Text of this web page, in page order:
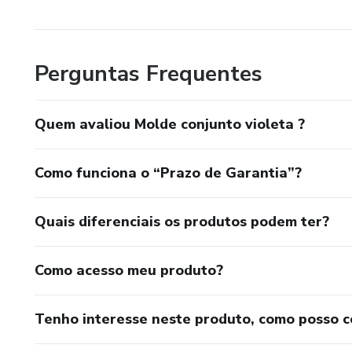
Perguntas Frequentes
Quem avaliou Molde conjunto violeta ?
Como funciona o “Prazo de Garantia”?
Quais diferenciais os produtos podem ter?
Como acesso meu produto?
Tenho interesse neste produto, como posso